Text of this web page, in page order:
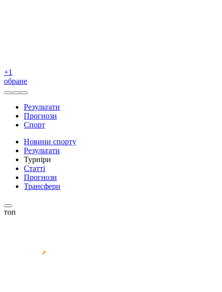
+1
обране
Результати
Прогнози
Спорт
Новини спорту
Результати
Турніри
Статті
Прогнози
Трансфери
топ